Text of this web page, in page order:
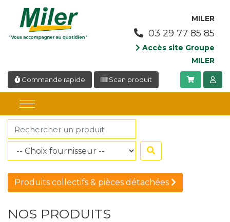
MILER
03 29 77 85 85
Accès site Groupe
MILER
Commande rapide Scan produit
Produits collectifs & pièces détachées
NOS PRODUITS
Panneau de gestion des cookies